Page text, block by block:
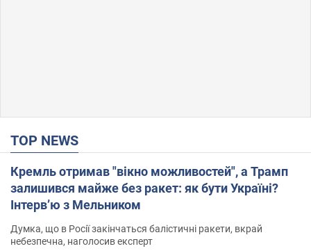
TOP NEWS
Кремль отримав "вікно можливостей", а Трамп
залишився майже без ракет: як бути Україні?
Інтерв’ю з Мельником
Думка, що в Росії закінчаться балістичні ракети, вкрай
небезпечна, наголосив експерт